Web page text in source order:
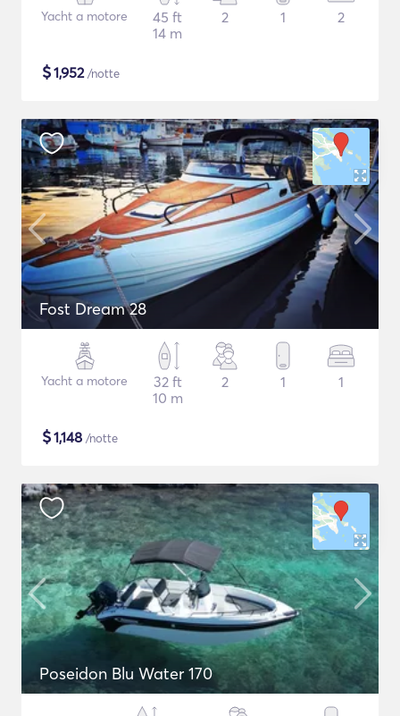
Yacht a motore
45 ft
14 m
2 1 2
$1,952/notte
Fost Dream 28
Yacht a motore
32 ft
10 m
2 1 1
$1,148 /notte
Poseidon Blu Water 170